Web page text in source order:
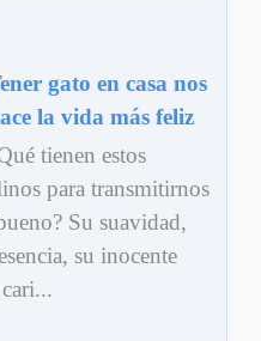
gato en casa nos
la vida más feliz
tienen estos
para transmitirnos
Su suavidad,
su inocente